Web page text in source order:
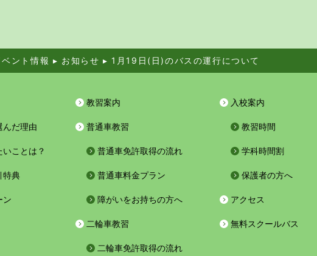
ント情報 ▸ お知らせ ▸1月19日(日)のバスの運行について
んだ理由
ことは？
特典
ン
教習案内
普通車教習
普通車免許取得の流れ
普通車料金プラン
障がいをお持ちの方へ
二輪車教習
二輪車免許取得の流れ
入校案内
教習時間
学科時間割
保護者の方へ
アクセス
無料スクールバス